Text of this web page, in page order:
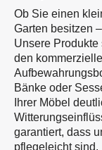
Ob Sie einen
Garten besitzen
Unsere
den
Bänke oder
Ihrer Möbel
garantiert, dass
pflegeleicht sind.